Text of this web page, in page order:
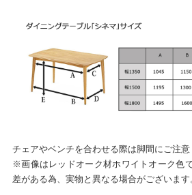
チェアやベンチを合わせる際は脚間にご注意
※画像はレッドオーク材ホワイトオーク色
差がある為、実物と異なる場合がございます